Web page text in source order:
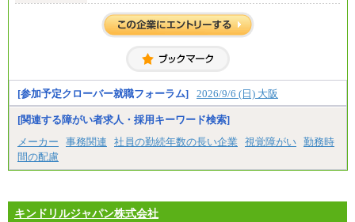
大学・高専卒（月給）275,000円
※試用期間中も給与に変更はございません。
[参加予定クローバー就職フォーラム] 2026/9/6 (日) 大阪
[関連する障がい者求人・採用キーワード検索]
メーカー
事務関連 社員の勤続年数の長い企業 視覚障がい 勤務時
間の配慮
キンドリルジャパン株式会社